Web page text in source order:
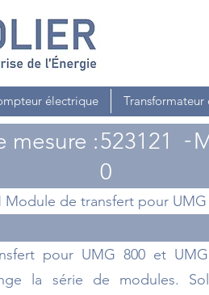
électrique Transformateur
mesure :523121
0
-
de transfert pour UMG
pour UMG 800 et UMG
la série de modules.